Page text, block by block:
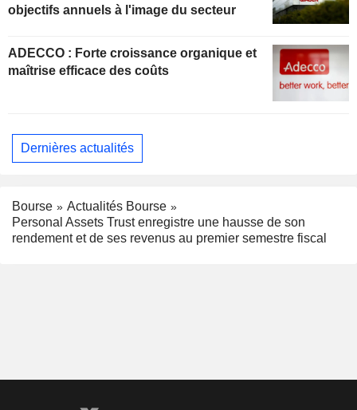
objectifs annuels à l'image du secteur
ADECCO : Forte croissance organique et
maîtrise efficace des coûts
Dernières actualités
Bourse
Actualités Bourse
Personal Assets Trust enregistre une hausse de son
rendement et de ses revenus au premier semestre fiscal